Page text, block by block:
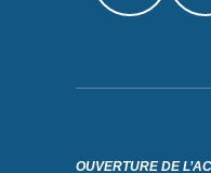
OUVERTURE DE